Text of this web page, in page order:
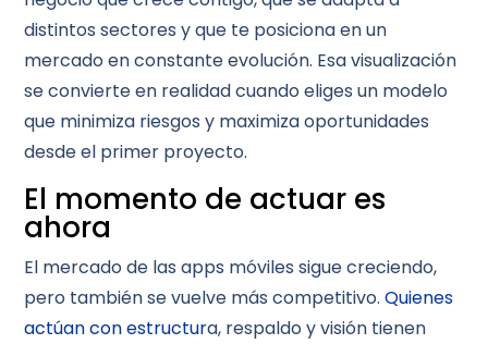
distintos sectores y que te posiciona en un
mercado en constante evolución. Esa visualización
se convierte en realidad cuando eliges un modelo
que minimiza riesgos y maximiza oportunidades
desde el primer proyecto.
El momento de actuar es
ahora
El mercado de las apps móviles sigue creciendo,
pero también se vuelve más competitivo.Quienes
actúan con estructura, respaldo y visión tienen